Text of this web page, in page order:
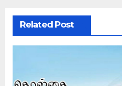
Related Post